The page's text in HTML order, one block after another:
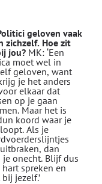
geloven vaak
zichzelf. Hoe zit
jou? MK: ‘Een
moet wel in
geloven, want
je het anders
elkaar dat
op je gaan
Maar het is
koord waar je
Als je
dan
je onecht. Blijf dus
spreken en
jezelf.’